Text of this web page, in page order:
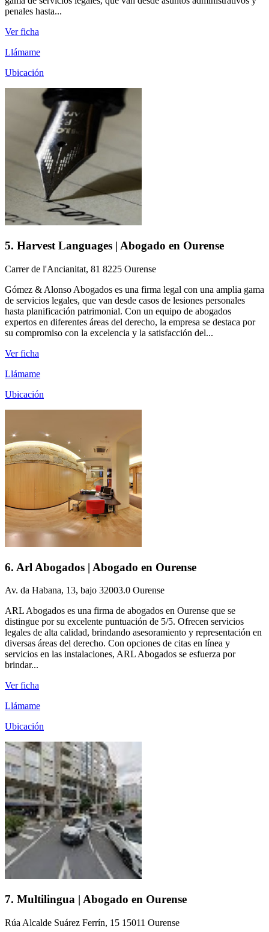
penales hasta...
Ver ficha
Llámame
Ubicación
5. Harvest Languages | Abogado en Ourense
Carrer de l'Ancianitat, 81 8225 Ourense
Gómez & Alonso Abogados es una firma legal con una amplia gama
de servicios legales, que van desde casos de lesiones personales
hasta planificación patrimonial. Con un equipo de abogados
expertos en diferentes áreas del derecho, la empresa se destaca por
su compromiso con la excelencia y la satisfacción del...
Ver ficha
Llámame
Ubicación
6. Arl Abogados | Abogado en Ourense
Av. da Habana, 13, bajo 32003.0 Ourense
ARL Abogados es una firma de abogados en Ourense que se
distingue por su excelente puntuación de 5/5. Ofrecen servicios
legales de alta calidad, brindando asesoramiento y representación en
diversas áreas del derecho. Con opciones de citas en línea y
servicios en las instalaciones, ARL Abogados se esfuerza por
brindar...
Ver ficha
Llámame
Ubicación
7. Multilingua | Abogado en Ourense
Rúa Alcalde Suárez Ferrín, 15 15011 Ourense